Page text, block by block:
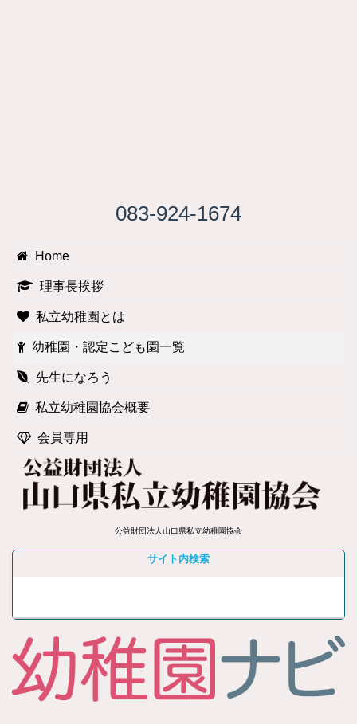
083-924-1674
Home
理事長挨拶
私立幼稚園とは
幼稚園・認定こども園一覧
先生になろう
私立幼稚園協会概要
会員専用
公益財団法人山口県私立幼稚園協会
サイト内検索